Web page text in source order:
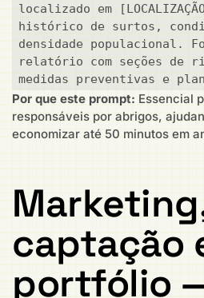
localizado em
histórico de surtos,
densidade populacional.
relatório com seções de
medidas preventivas e
Por que este prompt: Essencial
responsáveis por abrigos,
economizar até 50 minutos em
captação
portfólio